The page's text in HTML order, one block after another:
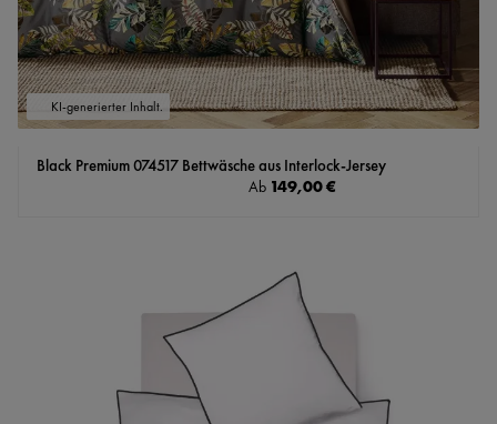
KI-generierter Inhalt.
Black Premium 074517 Bettwäsche aus Interlock-Jersey
Regulärer Preis:
Ab 149,00 €